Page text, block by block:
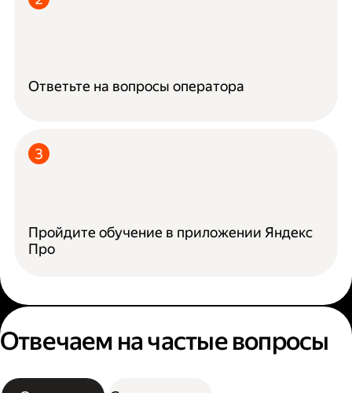
Ответьте на вопросы оператора
Пройдите обучение в приложении Яндекс
Про
Отвечаем на частые вопросы